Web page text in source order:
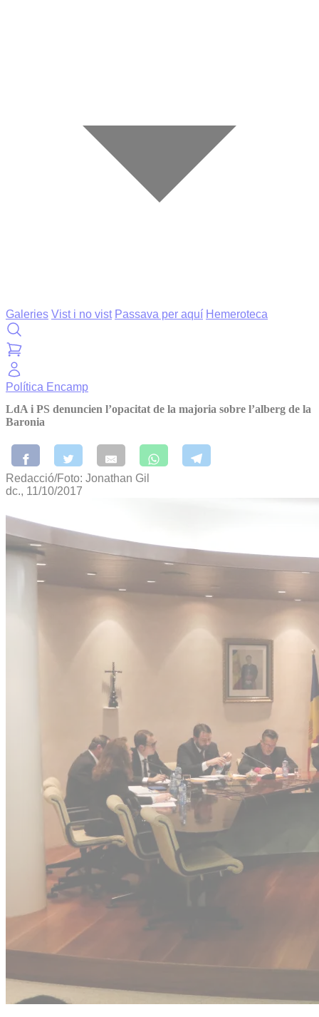
Galeries Vist i no vist Passava per aquí Hemeroteca
Política Encamp
LdA i PS denuncien l’opacitat de la majoria sobre l’alberg de la
Baronia
Redacció/Foto: Jonathan Gil
dc., 11/10/2017